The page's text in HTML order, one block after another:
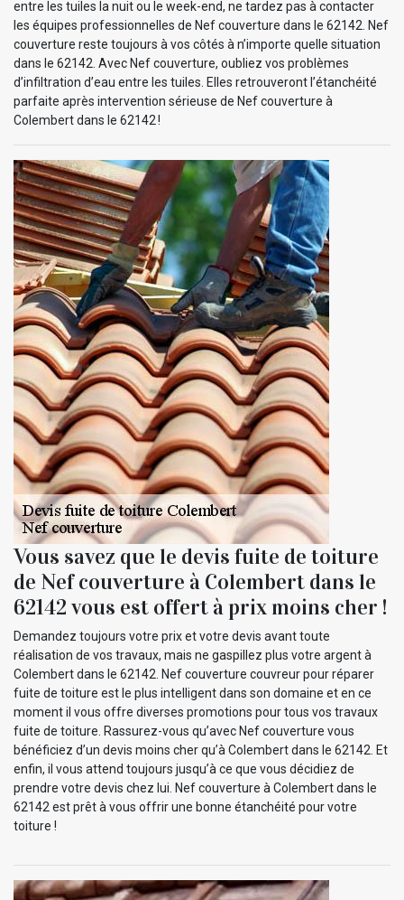
entre les tuiles la nuit ou le week-end, ne tardez pas à contacter
les équipes professionnelles de Nef couverture dans le 62142. Nef
couverture reste toujours à vos côtés à n’importe quelle situation
dans le 62142. Avec Nef couverture, oubliez vos problèmes
d’infiltration d’eau entre les tuiles. Elles retrouveront l’étanchéité
parfaite après intervention sérieuse de Nef couverture à
Colembert dans le 62142 !
Vous savez que le devis fuite de toiture
de Nef couverture à Colembert dans le
62142 vous est offert à prix moins cher !
Demandez toujours votre prix et votre devis avant toute
réalisation de vos travaux, mais ne gaspillez plus votre argent à
Colembert dans le 62142. Nef couverture couvreur pour réparer
fuite de toiture est le plus intelligent dans son domaine et en ce
moment il vous offre diverses promotions pour tous vos travaux
fuite de toiture. Rassurez-vous qu’avec Nef couverture vous
bénéficiez d’un devis moins cher qu’à Colembert dans le 62142. Et
enfin, il vous attend toujours jusqu’à ce que vous décidiez de
prendre votre devis chez lui. Nef couverture à Colembert dans le
62142 est prêt à vous offrir une bonne étanchéité pour votre
toiture !